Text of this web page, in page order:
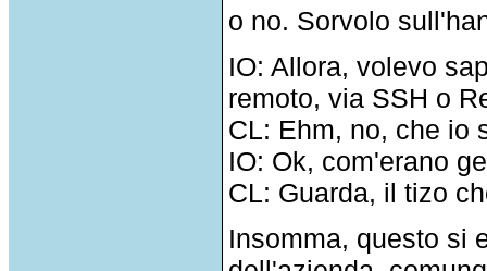
o no. Sorvolo
IO: Allora, volevo
remoto, via SSH o
CL: Ehm, no, che io
IO: Ok, com'erano
CL: Guarda, il tizo
Insomma, questo si